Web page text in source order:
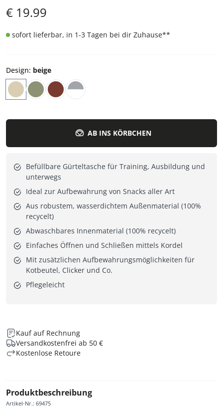
€ 19.99
sofort lieferbar, in 1-3 Tagen bei dir Zuhause**
Design: beige
AB INS KÖRBCHEN
Befüllbare Gürteltasche für Training, Ausbildung und
unterwegs
Ideal zur Aufbewahrung von Snacks aller Art
Aus robustem, wasserdichtem Außenmaterial (100%
recycelt)
Abwaschbares Innenmaterial (100% recycelt)
Einfaches Öffnen und Schließen mittels Kordel
Mit zusätzlichen Aufbewahrungsmöglichkeiten für
Kotbeutel, Clicker und Co.
Pflegeleicht
Kauf auf Rechnung
Versandkostenfrei ab 50 €
Kostenlose Retoure
Produktbeschreibung
Artikel-Nr.: 69475